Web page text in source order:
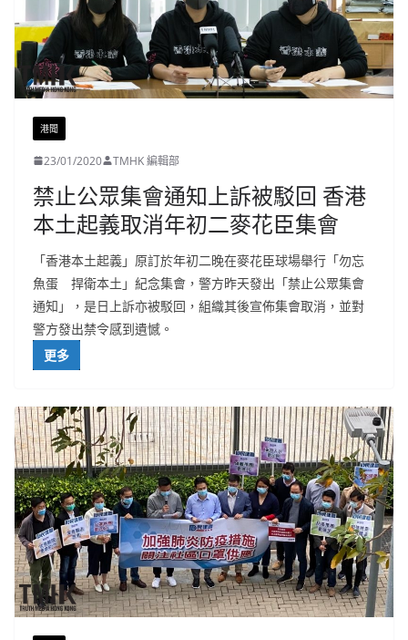
港聞
23/01/2020 TMHK 編輯部
禁止公眾集會通知上訴被駁回 香港
本土起義取消年初二麥花臣集會
「香港本土起義」原訂於年初二晚在麥花臣球場舉行「勿忘
魚蛋 捍衛本土」紀念集會，警方昨天發出「禁止公眾集會
通知」，是日上訴亦被駁回，組織其後宣佈集會取消，並對
警方發出禁令感到遺憾。
更多